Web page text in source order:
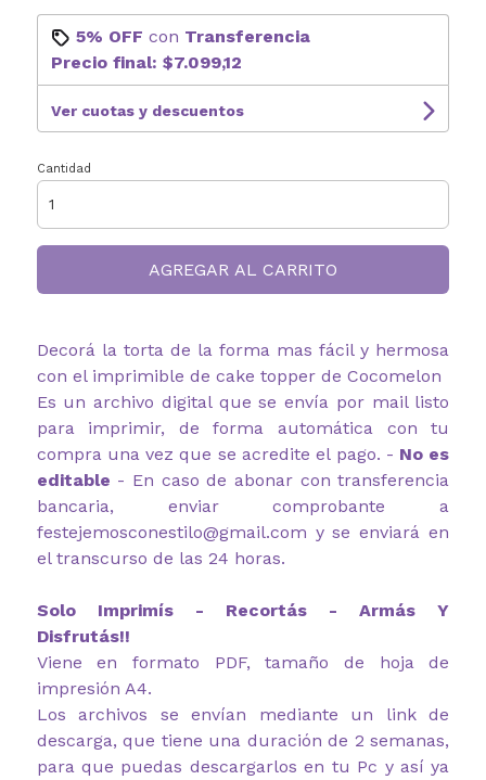
5% OFF con Transferencia
Precio final: $7.099,12
Ver cuotas y descuentos
Cantidad
AGREGAR AL CARRITO
Decorá la torta de la forma mas fácil y hermosa
con el imprimible de cake topper de Cocomelon
Es un archivo digital que se envía por mail listo
para imprimir, de forma automática con tu
compra una vez que se acredite el pago. - No es
editable - En caso de abonar con transferencia
bancaria, enviar comprobante a
festejemosconestilo@gmail.com y se enviará en
el transcurso de las 24 horas.
Solo Imprimís - Recortás - Armás Y
Disfrutás!!
Viene en formato PDF, tamaño de hoja de
impresión A4.
Los archivos se envían mediante un link de
descarga, que tiene una duración de 2 semanas,
para que puedas descargarlos en tu Pc y así ya